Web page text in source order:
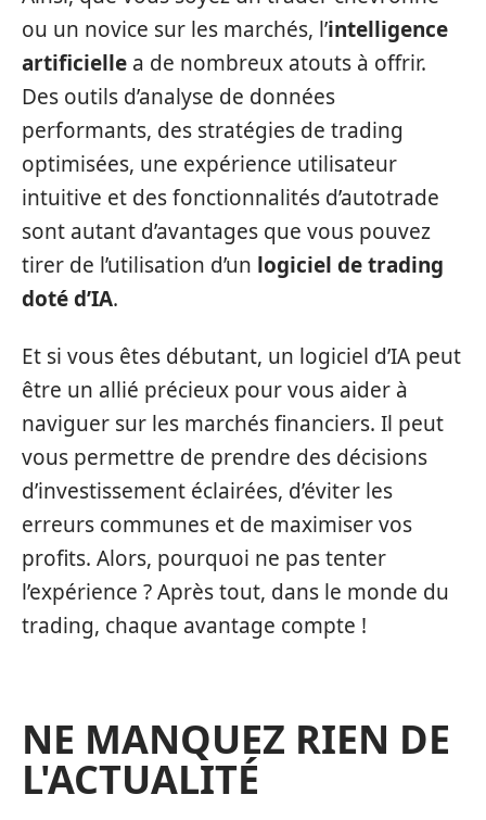
ou un novice sur les marchés, l’intelligence
artificielle a de nombreux atouts à offrir.
Des outils d’analyse de données
performants, des stratégies de trading
optimisées, une expérience utilisateur
intuitive et des fonctionnalités d’autotrade
sont autant d’avantages que vous pouvez
tirer de l’utilisation d’un logiciel de trading
doté d’IA.
Et si vous êtes débutant, un logiciel d’IA peut
être un allié précieux pour vous aider à
naviguer sur les marchés financiers. Il peut
vous permettre de prendre des décisions
d’investissement éclairées, d’éviter les
erreurs communes et de maximiser vos
profits. Alors, pourquoi ne pas tenter
l’expérience ? Après tout, dans le monde du
trading, chaque avantage compte !
NE MANQUEZ RIEN DE
L'ACTUALITÉ